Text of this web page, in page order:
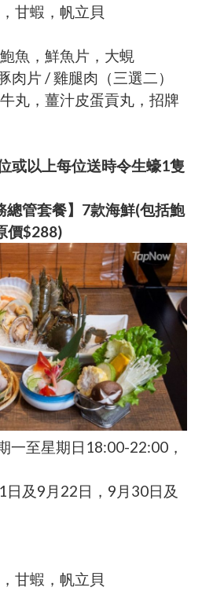
甘蝦，帆立貝
魚，鮮魚片，大蜆
肉片 / 雞腿肉（三選二）
丸，薑汁皮蛋貢丸，招牌
或以上每位送時令生蠔1隻
總管套餐】7款海鮮(包括鮑
價$288)
一至星期日18:00-22:00，
日及9月22日，9月30日及
甘蝦，帆立貝